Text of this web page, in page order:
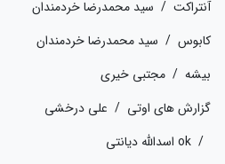
آنتراکت / سید محمدرضا خردمندان
کابوس / سید محمدرضا خردمندان
بیشه / مجتبی خیری
گزارش های اوتی / علی درخشی
/ ok اسدالله دیانتی